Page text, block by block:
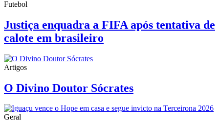
Futebol
Justiça enquadra a FIFA após tentativa de
calote em brasileiro
Artigos
O Divino Doutor Sócrates
Geral